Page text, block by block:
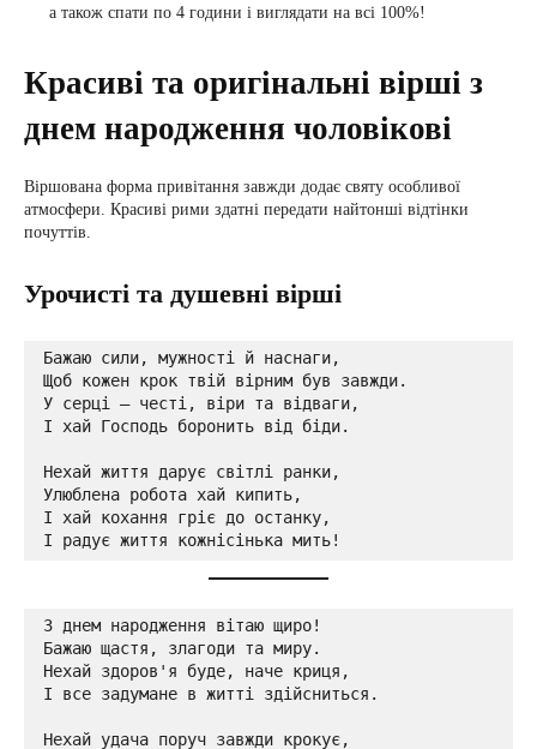
а також спати по 4 години і виглядати на всі 100%!
Красиві та оригінальні вірші з
днем народження чоловікові
Віршована форма привітання завжди додає святу особливої
атмосфери. Красиві рими здатні передати найтонші відтінки
почуттів.
Урочисті та душевні вірші
Бажаю сили, мужності й наснаги,
Щоб кожен крок твій вірним був завжди.
У серці — честі, віри та відваги,
І хай Господь боронить від біди.
Нехай життя дарує світлі ранки,
Улюблена робота хай кипить,
І хай кохання гріє до останку,
І радує життя кожнісінька мить!
З днем народження вітаю щиро!
Бажаю щастя, злагоди та миру.
Нехай здоров'я буде, наче криця,
І все задумане в житті здійсниться.
Нехай удача поруч завжди крокує,